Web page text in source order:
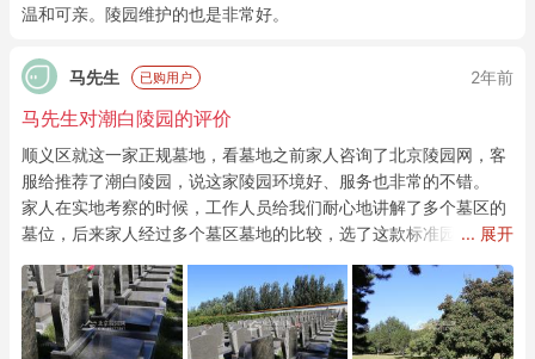
温和可亲。陵园维护的也是非常好。
马先生 已购用户 2年前
马先生对潮白陵园的评价
顺义区就这一家正规墓地，看墓地之前家人咨询了北京陵园网，客
服给推荐了潮白陵园，说这家陵园环境好、服务也非常的不错。
家人在实地考察的时候，工作人员给我们耐心地讲解了多个墓区的
墓位，后来家人经过多个墓区墓地的比较，选了这款标准园区的玫
这款墓碑看起来给人稳重厚实的感觉，墓碑上栩栩如生的玫瑰花格
外引人瞩目，家人因为喜欢上这款墓碑的雕刻，于是决定花10多万
元买下这款极具艺术气息的墓地。
... 展开